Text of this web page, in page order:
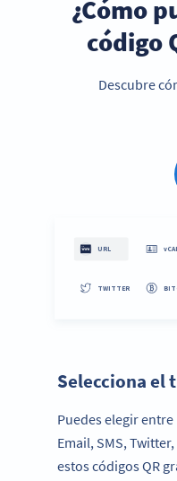
¿Cómo
código
Descubre
Paso 1:
Selecciona el
Puedes elegir entre
Email, SMS,
estos códigos QR